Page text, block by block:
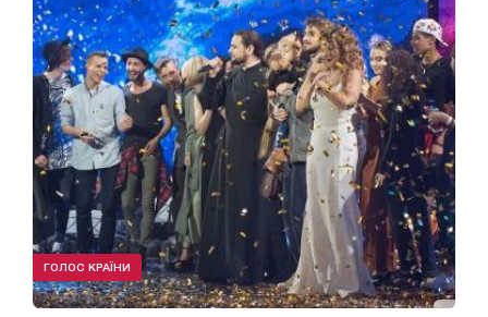
ГОЛОС КРАЇНИ